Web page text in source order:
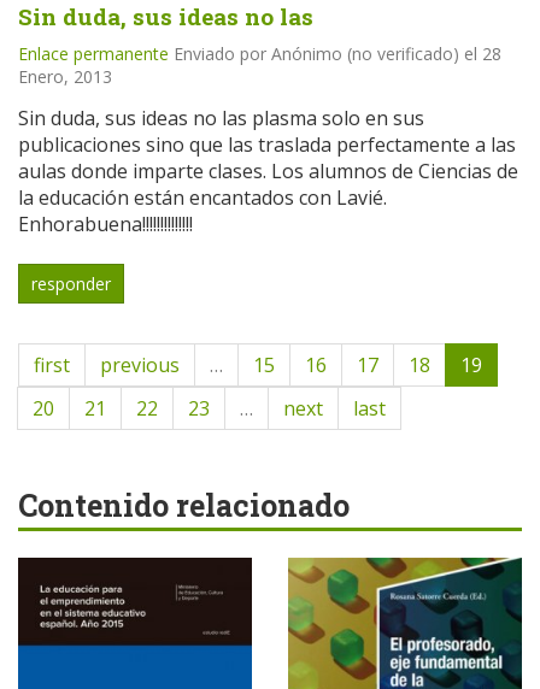
Sin duda, sus ideas no las
Enlace permanente Enviado por Anónimo (no verificado) el 28
Enero, 2013
Sin duda, sus ideas no las plasma solo en sus
publicaciones sino que las traslada perfectamente a las
aulas donde imparte clases. Los alumnos de Ciencias de
la educación están encantados con Lavié.
Enhorabuena!!!!!!!!!!!!!!
responder
first previous … 15 16 17 18
19
20
21 22 23 … next last
Contenido relacionado